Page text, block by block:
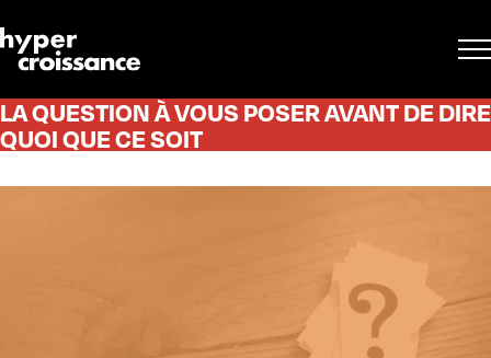
LA QUESTION À VOUS POSER AVANT DE DIRE
QUOI QUE CE SOIT